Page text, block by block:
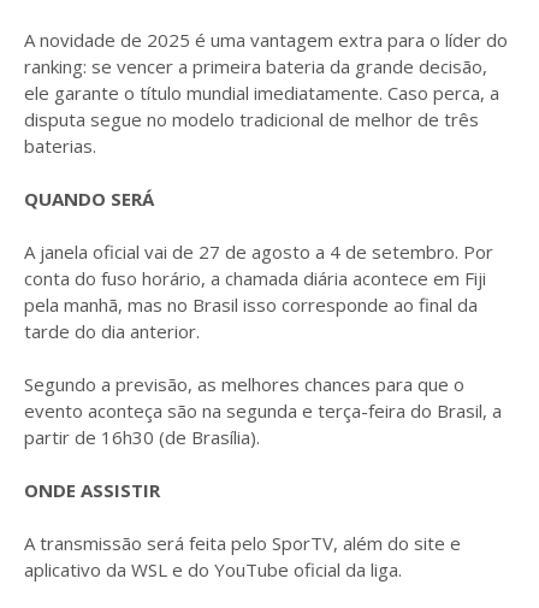
A novidade de 2025 é uma vantagem extra para o líder do
ranking: se vencer a primeira bateria da grande decisão,
ele garante o título mundial imediatamente. Caso perca, a
disputa segue no modelo tradicional de melhor de três
baterias.
QUANDO SERÁ
A janela oficial vai de 27 de agosto a 4 de setembro. Por
conta do fuso horário, a chamada diária acontece em Fiji
pela manhã, mas no Brasil isso corresponde ao final da
tarde do dia anterior.
Segundo a previsão, as melhores chances para que o
evento aconteça são na segunda e terça-feira do Brasil, a
partir de 16h30 (de Brasília).
ONDE ASSISTIR
A transmissão será feita pelo SporTV, além do site e
aplicativo da WSL e do YouTube oficial da liga.